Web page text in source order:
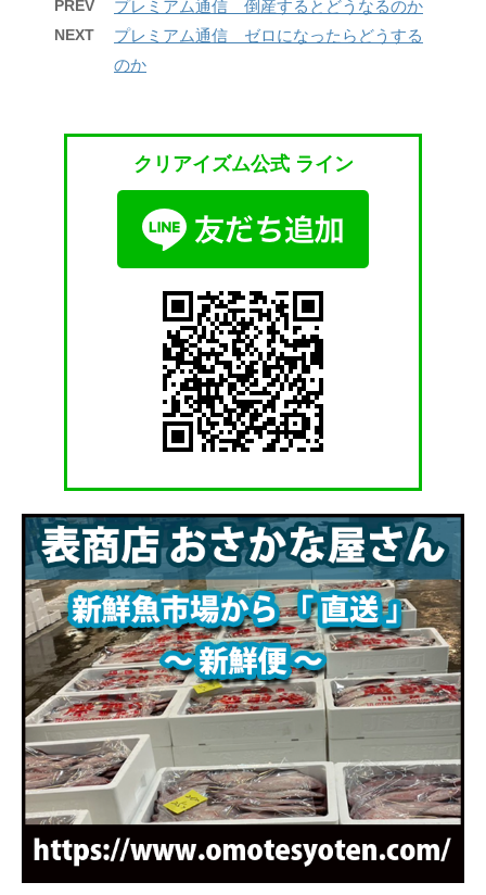
PREV プレミアム通信 倒産するとどうなるのか
NEXT
プレミアム通信 ゼロになったらどうする
のか
クリアイズム公式 ライン